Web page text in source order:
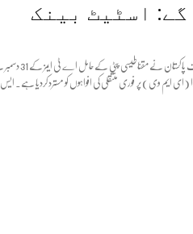
گے: اسٹیٹ بینک
اسٹیٹ بینک آف
(ای ایم وی) پر فوری منتقلی کی افواہوں کو مسترد کردیا